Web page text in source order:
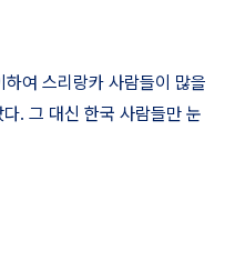
여 스리랑카 사람들이 많을
다. 그 대신 한국 사람들만 눈